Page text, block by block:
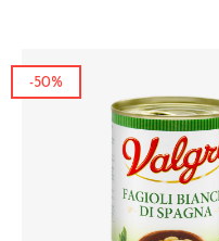
-50%